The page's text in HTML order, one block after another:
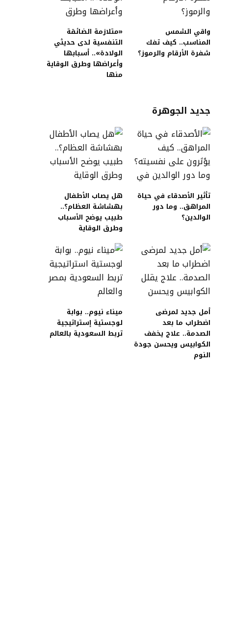
واقي الشمس
المناسب.. كيف تفك
شفرة الأرقام والرموز؟
«متلازمة الضائقة
التنفسية لدى حديثي
الولادة».. أسبابها
وأعراضها وطرق الوقاية
منها
جديد الجوهرة
تأثير الأصدقاء في حياة
المراهق.. وما دور
الوالدين؟
هل يصاب الأطفال
بهشاشة العظام؟..
طبيب يوضح الأسباب
وطرق الوقاية
أمل جديد لمرضى
اضطراب ما بعد
الصدمة.. علاج يخفف
الكوابيس ويحسن جودة
النوم
ميناء نيوم.. بوابة
لوجستية إستراتيجية
تربط السعودية بالعالم